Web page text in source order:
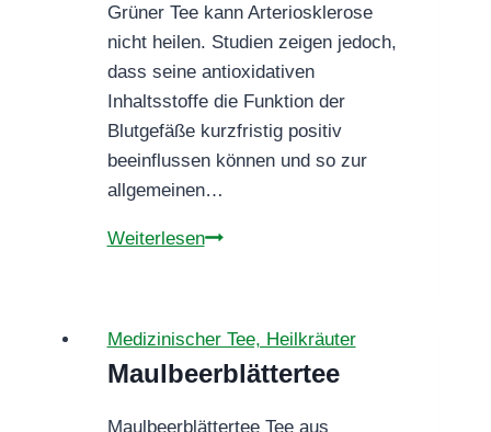
Grüner Tee kann Arteriosklerose
nicht heilen. Studien zeigen jedoch,
dass seine antioxidativen
Inhaltsstoffe die Funktion der
Blutgefäße kurzfristig positiv
beeinflussen können und so zur
allgemeinen…
WeiterlesenGrüner
was
sagt
Medizinischer Tee, Heilkräuter
Maulbeerblättertee
Maulbeerblättertee Tee aus